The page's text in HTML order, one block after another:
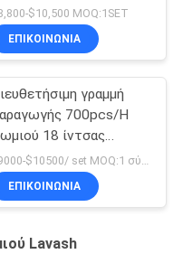
μηχανών που
τη μηχανή
$10,500 MOQ:1SET
ΕΠΙΚΟΙΝΩΝΊΑ
γραμμή
700pcs/H
18 ίντσας
$9000-$10500/ set MOQ:1 σύνολο
ΕΠΙΚΟΙΝΩΝΊΑ
Lavash